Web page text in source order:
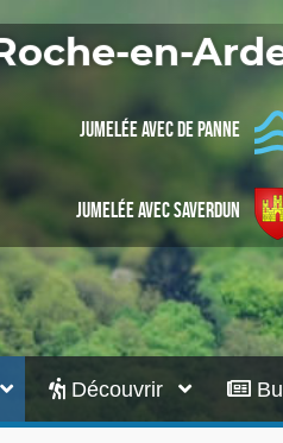
en-
Jumelée avec De Panne
Jumelée avec Saverdun
Découvrir